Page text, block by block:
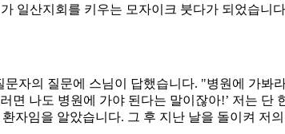
일산지회를 키우는 모자이크 붓다가 되었습
자의 질문에 스님이 답했습니다. "병원에 가
면 나도 병원에 가야 된다는 말이잖아!’ 저는
자임을 알았습니다. 그 후 지난 날을 돌이켜 저